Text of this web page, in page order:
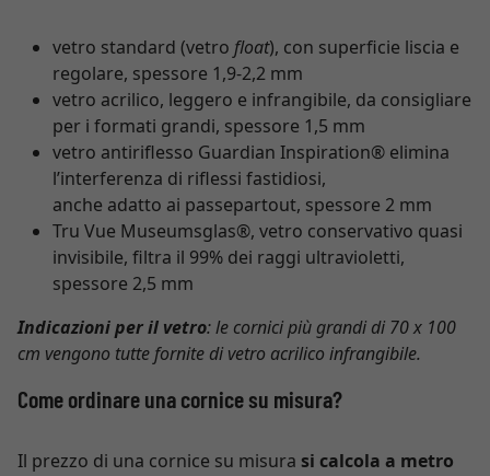
vetro standard (vetro float), con superficie liscia e
regolare, spessore 1,9-2,2 mm
vetro acrilico, leggero e infrangibile, da consigliare
per i formati grandi, spessore 1,5 mm
vetro antiriflesso Guardian Inspiration® elimina
l’interferenza di riflessi fastidiosi,
anche adatto ai passepartout, spessore 2 mm
Tru Vue Museumsglas®, vetro conservativo quasi
invisibile, filtra il 99% dei raggi ultravioletti,
spessore 2,5 mm
Indicazioni per il vetro: le cornici più grandi di 70 x 100
cm vengono tutte fornite di vetro acrilico infrangibile.
Come ordinare una cornice su misura?
Il prezzo di una cornice su misura si calcola a metro